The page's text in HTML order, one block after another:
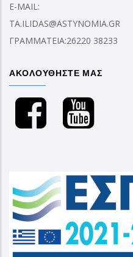
E-MAIL:
TA.ILIDAS@ASTYNOMIA.GR
ΓΡΑΜΜΑΤΕΙΑ:26220 38233
ΑΚΟΛΟΥΘΗΣΤΕ ΜΑΣ